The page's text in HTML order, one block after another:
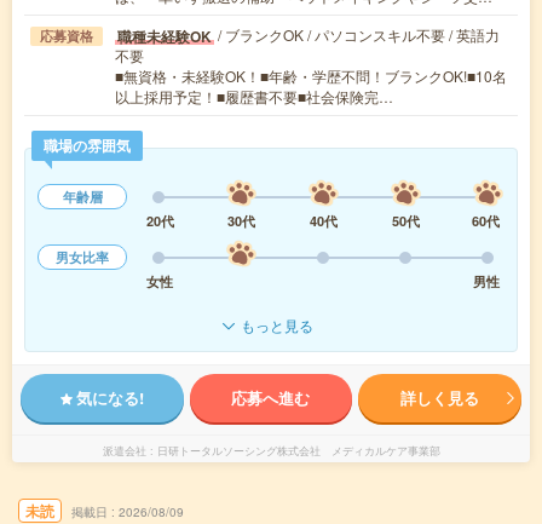
応募資格 職種未経験OK / ブランクOK / パソコンスキル不要 / 英語力
不要
■無資格・未経験OK！■年齢・学歴不問！ブランクOK!■10名
以上採用予定！■履歴書不要■社会保険完…
職場の雰囲気
年齢層
20代
30代 40代 50代
60代
男女比率
女性
男性
もっと見る
気になる! 応募へ進む 詳しく見る
派遣会社 日研トータルソーシング株式会社 メディカルケア事業部
未読 掲載日 2026/08/09